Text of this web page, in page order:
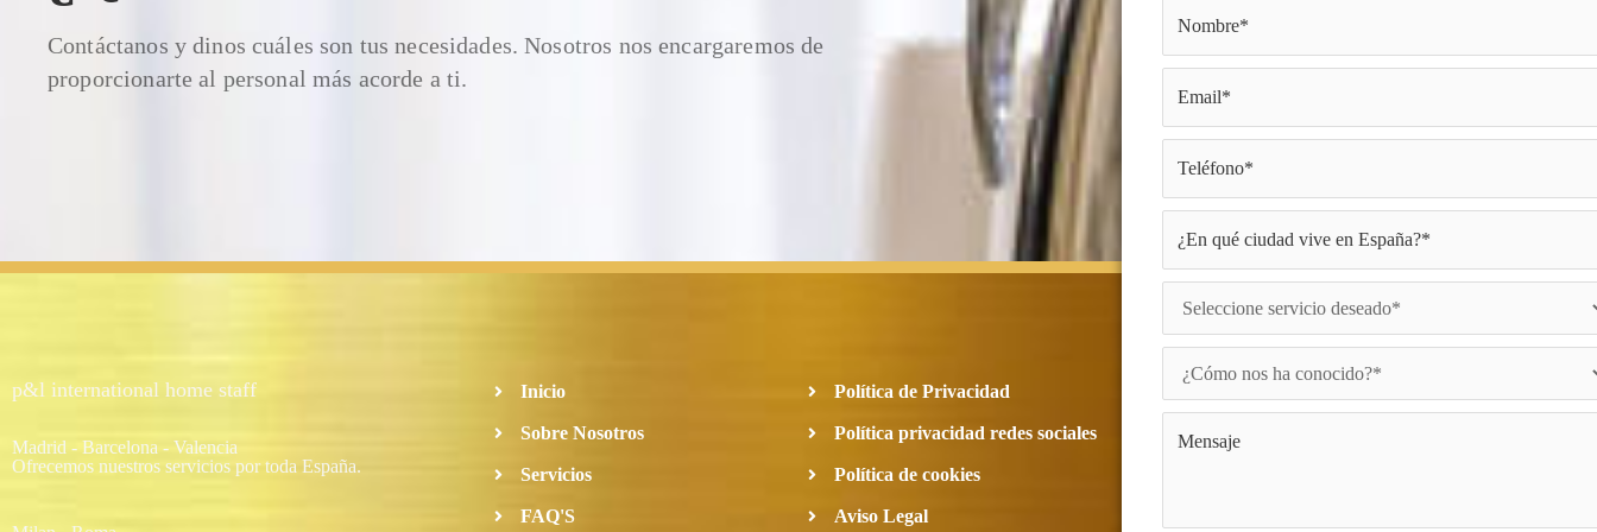
Contáctanos y dinos cuáles son tus necesidades. Nosotros nos encargaremos de
proporcionarte al personal más acorde a ti.
p&l international home staff
Madrid - Barcelona - Valencia
Ofrecemos nuestros servicios por toda España.
Inicio
Sobre Nosotros
Servicios
FAQ'S
Política de Privacidad
Política privacidad redes sociales
Política de cookies
Aviso Legal